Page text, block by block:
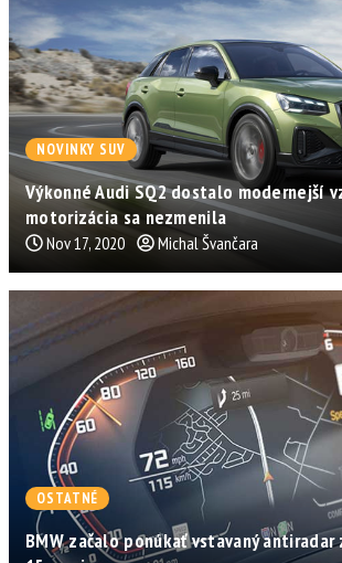
NOVINKY SUV
Výkonné Audi SQ2 dostalo modernejší
motorizácia sa nezmenila
Nov 17, 2020 Michal Švančara
OSTATNÉ
BMW začalo ponúkať vstavaný